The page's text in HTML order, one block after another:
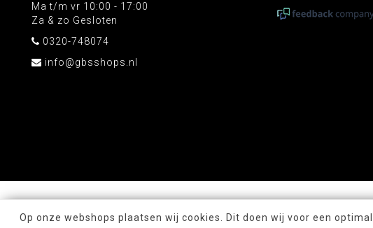
Ma t/m vr 10:00 - 17:00
Za & zo Gesloten
0320-748074
info@gbsshops.nl
Op onze webshops plaatsen wij cookies. Dit doen wij voor een